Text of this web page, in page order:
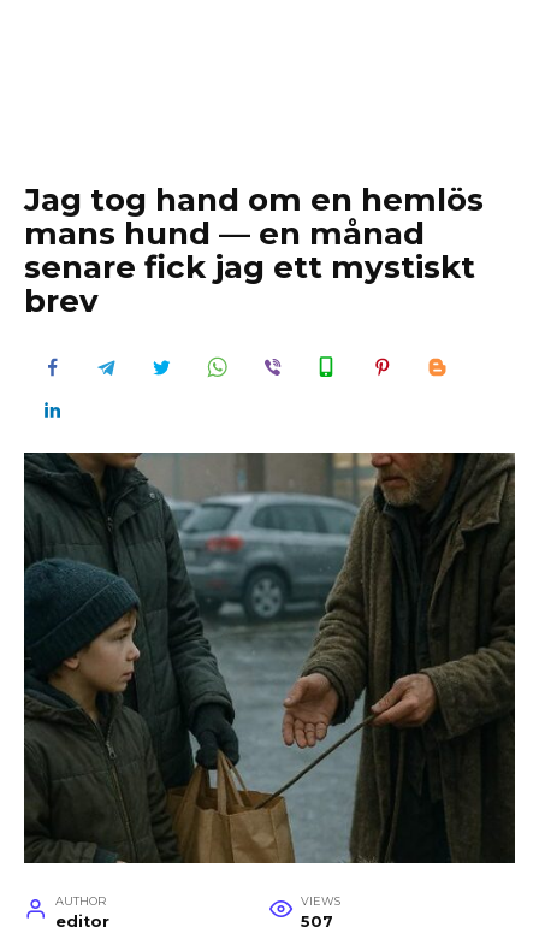
Jag tog hand om en hemlös
mans hund — en månad
senare fick jag ett mystiskt
brev
AUTHOR
editor
VIEWS
507